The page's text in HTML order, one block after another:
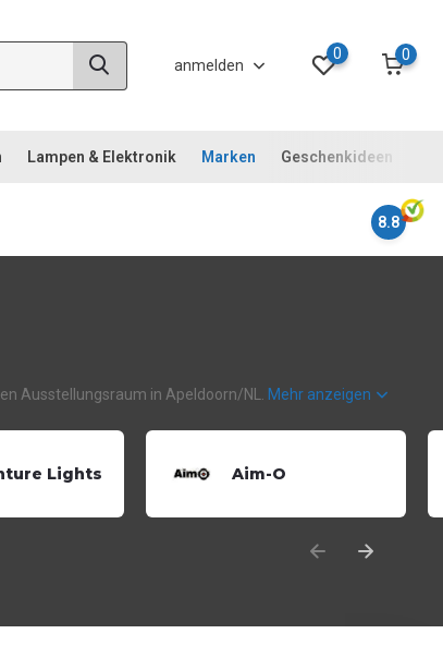
anmelden
0 0
Lampen & Elektronik Marken Geschenkideen
8.8
Ausstellungsraum in Apeldoorn/NL. Mehr anzeigen
Lights Aim-O